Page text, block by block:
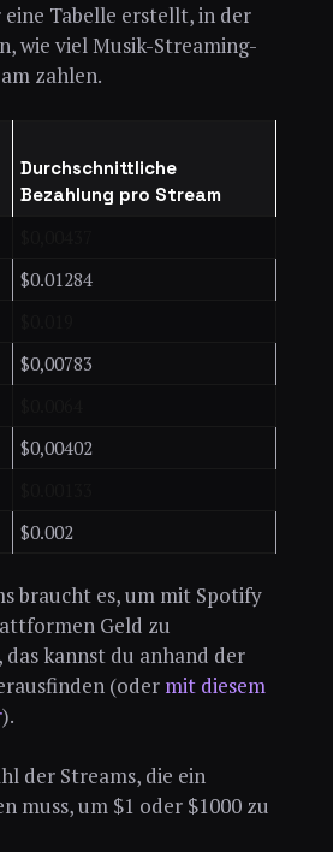
Tabelle erstellt, in der
wie viel Musik-Streaming-
zahlen.
Durchschnittliche
Bezahlung pro Stream
$0.01284
$0,00783
$0,00402
$0.002
braucht es, um mit Spotify
Geld zu
kannst du anhand der
(oder mit diesem
).
der Streams, die ein
muss, um $1 oder $1000 zu